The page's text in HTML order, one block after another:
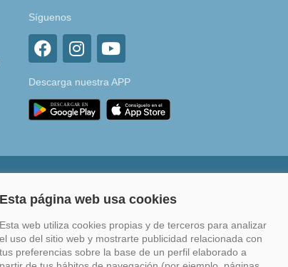
Síguenos
Descarga nuestra APP
Financia hasta en 12 meses o en 4 pagos sin
intereses